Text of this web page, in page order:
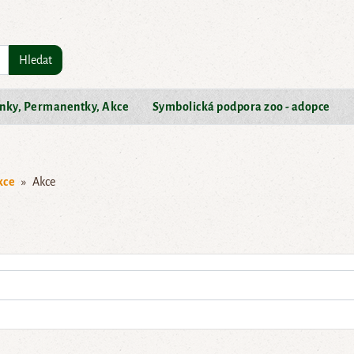
Hledat
Permanentky, Akce Symbolická podpora zoo - adopce
Akce